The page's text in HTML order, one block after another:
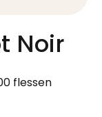
Noir
flessen